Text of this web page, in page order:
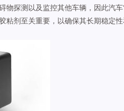
物探测以及监控其他车辆，因此汽
粘剂至关重要，以确保其长期稳定性